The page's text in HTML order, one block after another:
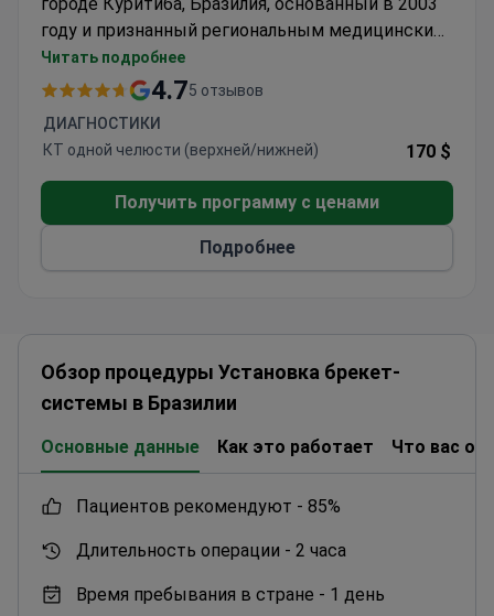
городе Куритиба, Бразилия, основанный в 2003
году и признанный региональным медицинским
центром под руководством опытных
пародонтологов и университетских
современные технологии, такие как цифровое
планирование NemoScan и импланты из
диоксида циркония, с бутик-подходом,
ориентированным на пациента. Она
специализируется на сложных хирургических
вмешательствах и эстетической стоматологии
Clínica Zago принимает взрослых и детей, и
ежегодно около 2000 пациентов выбирают эту
Латинской Америки, Европы и Содружества, а
также из США, Канады и Австралии.
Читать подробнее
4.75 отзывов
ДИАГНОСТИКИ
КТ одной челюсти (верхней/нижней)
170 $
Получить программу с ценами
Подробнее
Обзор процедуры Установка брекет-
системы в Бразилии
Основные данные Как это работает Что вас
пациентов рекомендуют - 85%
Длительность операции - 2 часа
Время пребывания в стране - 1 день